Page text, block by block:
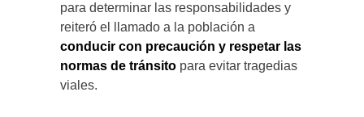
para determinar las responsabilidades y
reiteró el llamado a la población a
conducir con precaución y respetar las
normas de tránsito para evitar tragedias
viales.